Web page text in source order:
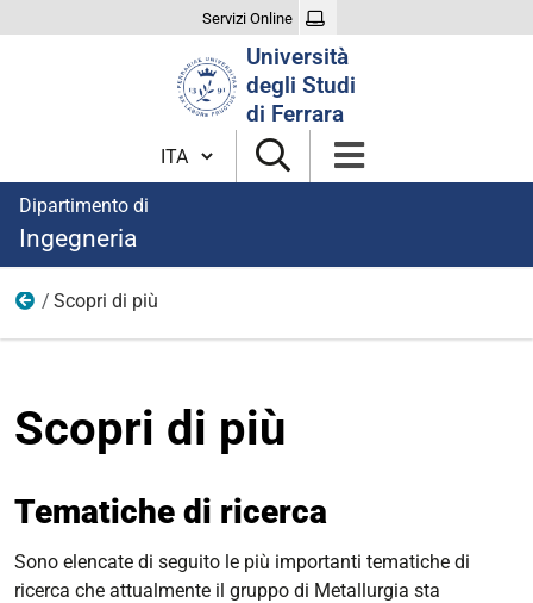
Servizi Online
Università
degli Studi
di Ferrara
Cambia lingua
Dipartimento di
Ingegneria
Metallurgia
Scopri di più
Scopri di più
Tematiche di ricerca
Sono elencate di seguito le più importanti tematiche di
ricerca che attualmente il gruppo di Metallurgia sta